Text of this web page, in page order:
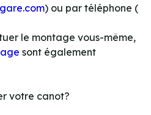
) ou par téléphone (
le montage vous-même,
sont également
votre canot?